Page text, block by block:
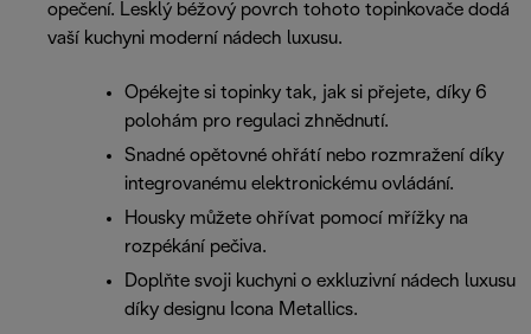
opečení. Lesklý béžový povrch tohoto topinkovače dodá
vaší kuchyni moderní nádech luxusu.
Opékejte si topinky tak, jak si přejete, díky 6
polohám pro regulaci zhnědnutí.
Snadné opětovné ohřátí nebo rozmražení díky
integrovanému elektronickému ovládání.
Housky můžete ohřívat pomocí mřížky na
rozpékání pečiva.
Doplňte svoji kuchyni o exkluzivní nádech luxusu
díky designu Icona Metallics.